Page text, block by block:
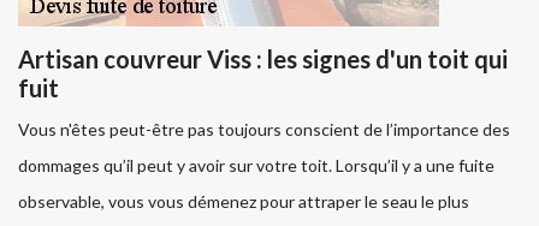
Artisan couvreur Viss : les signes d'un toit qui
fuit
Vous n'êtes peut-être pas toujours conscient de l’importance des
dommages qu’il peut y avoir sur votre toit. Lorsqu’il y a une fuite
observable, vous vous démenez pour attraper le seau le plus